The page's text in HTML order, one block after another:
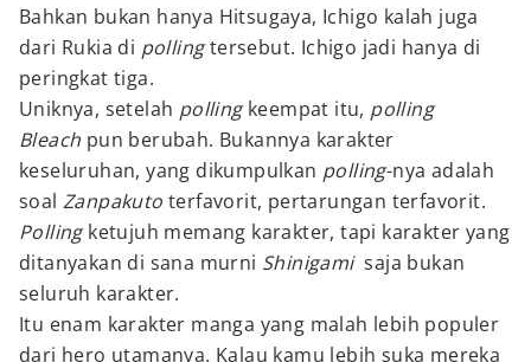
Bahkan bukan hanya Hitsugaya, Ichigo kalah juga
dari Rukia di pollingtersebut. Ichigo jadi hanya di
peringkat tiga.
Uniknya, setelah pollingkeempat itu, polling
Bleach pun berubah. Bukannya karakter
keseluruhan, yang dikumpulkan polling-nya adalah
soal Zanpakuto terfavorit, pertarungan terfavorit.
Pollingketujuh memang karakter, tapi karakter yang
ditanyakan di sana murni Shinigamisaja bukan
seluruh karakter.
Itu enam karakter manga yang malah lebih populer
dari hero utamanya. Kalau kamu lebih suka mereka